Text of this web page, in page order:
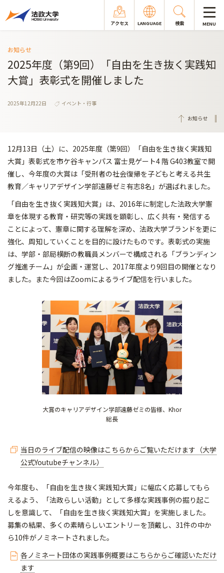
アクセス LANGUAGE 検索 MENU
お知らせ
2025年度（第9回）「自由を生き抜く実践知
大賞」表彰式を開催しました
2025年12月22日
イベント・行事
お知らせ
12月13日（土）に、2025年度（第9回）「自由を生き抜く実践知
大賞」表彰式を市ケ谷キャンパス 富士見ゲート4 階 G403教室で開
催し、今年度の大賞は「受刑者の社会復帰を子どもと考える共生
教育／キャリアデザイン学部遠藤ゼミ有志8名」が選ばれました。
「自由を生き抜く実践知大賞」は、2016年に制定した法政大学憲
章を体現する教育・研究等の実践を顕彰し、広く共有・発信する
ことによって、憲章に関する理解を深め、法政大学ブランドを更に
強化、周知していくことを目的に設けたものです。表彰式の実施
は、学部・部局横断の教職員メンバーで構成される「ブランディン
グ推進チーム」が企画・運営し、2017年度より9回目の開催となり
ました。また今回はZoomによるライブ配信を行いました。
大賞のキャリアデザイン学部遠藤ゼミの皆様、Khor
総長
当日のライブ配信の映像はこちらからご覧いただけます（大学
公式Youtubeチャンネル）
今年度も、「自由を生き抜く実践知大賞」に幅広く応募してもら
えるよう、「法政らしい活動」として多様な実践事例の掘り起こ
しを意識して、「自由を生き抜く実践知大賞」を実施しました。
募集の結果、多くの素晴らしいエントリーを頂戴し、31件の中か
ら10件がノミネートされました。
各ノミネート団体の実践事例概要はこちらからご確認いただけ
ます